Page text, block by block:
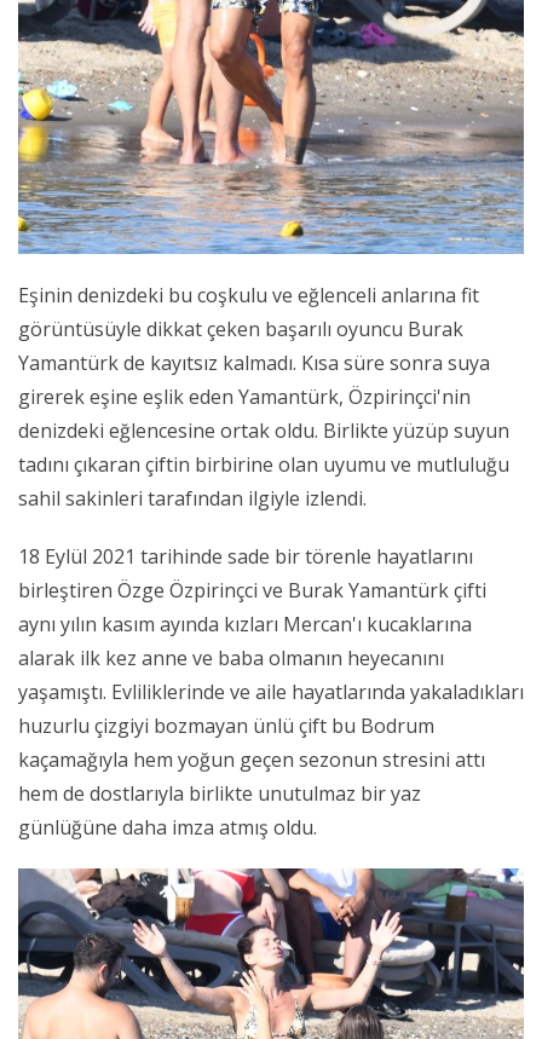
Eşinin denizdeki bu coşkulu ve eğlenceli anlarına fit
görüntüsüyle dikkat çeken başarılı oyuncu Burak
Yamantürk de kayıtsız kalmadı. Kısa süre sonra suya
girerek eşine eşlik eden Yamantürk, Özpirinçci'nin
denizdeki eğlencesine ortak oldu. Birlikte yüzüp suyun
tadını çıkaran çiftin birbirine olan uyumu ve mutluluğu
sahil sakinleri tarafından ilgiyle izlendi.
18 Eylül 2021 tarihinde sade bir törenle hayatlarını
birleştiren Özge Özpirinçci ve Burak Yamantürk çifti
aynı yılın kasım ayında kızları Mercan'ı kucaklarına
alarak ilk kez anne ve baba olmanın heyecanını
yaşamıştı. Evliliklerinde ve aile hayatlarında yakaladıkları
huzurlu çizgiyi bozmayan ünlü çift bu Bodrum
kaçamağıyla hem yoğun geçen sezonun stresini attı
hem de dostlarıyla birlikte unutulmaz bir yaz
günlüğüne daha imza atmış oldu.